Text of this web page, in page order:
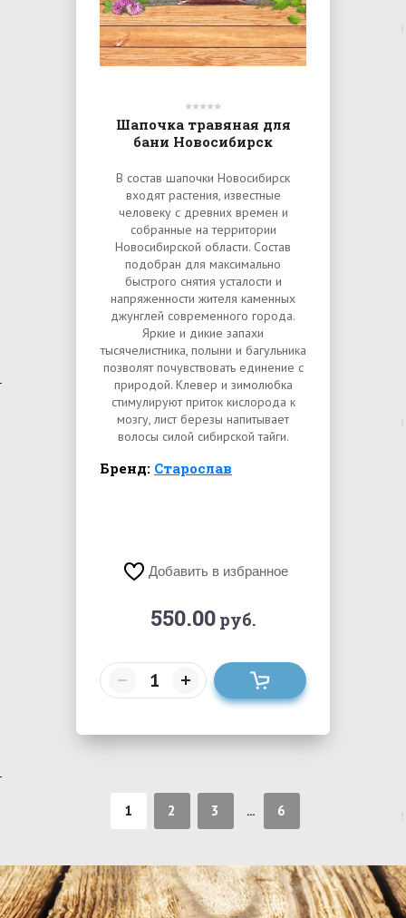
Шапочка травяная для
бани Новосибирск
В состав шапочки Новосибирск
входят растения, известные
человеку с древних времен и
собранные на территории
Новосибирской области. Состав
подобран для максимально
быстрого снятия усталости и
напряженности жителя каменных
джунглей современного города.
Яркие и дикие запахи
тысячелистника, полыни и багульника
позволят почувствовать единение с
природой. Клевер и зимолюбка
стимулируют приток кислорода к
мозгу, лист березы напитывает
волосы силой сибирской тайги.
Бренд: Старослав
Добавить в избранное
550.00 руб.
1 2 3 ... 6